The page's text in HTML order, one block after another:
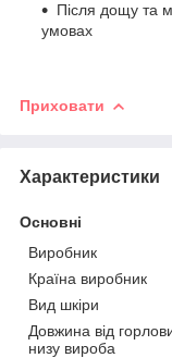
Після дощу та
умовах
Приховати
Характеристики
Основні
Виробник
Країна виробник
Вид шкіри
Довжина від
низу вироба